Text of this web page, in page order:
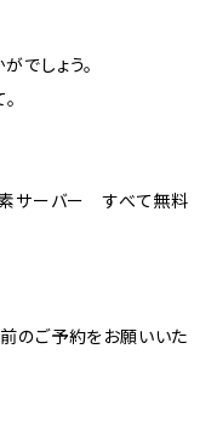
でしょう。
素サーバー すべて無料
のご予約をお願いいた